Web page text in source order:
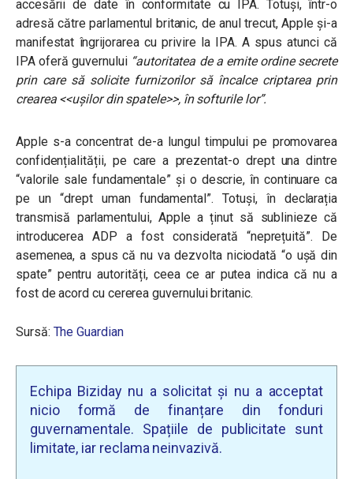
accesării de date în conformitate cu IPA. Totuși, într-o
adresă către parlamentul britanic, de anul trecut, Apple și-a
manifestat îngrijorarea cu privire la IPA. A spus atunci că
IPA oferă guvernului “autoritatea de a emite ordine secrete
prin care să solicite furnizorilor să încalce criptarea prin
crearea <<ușilor din spatele>>, în softurile lor”.
Apple s-a concentrat de-a lungul timpului pe promovarea
confidențialității, pe care a prezentat-o drept una dintre
“valorile sale fundamentale” și o descrie, în continuare ca
pe un “drept uman fundamental”. Totuși, în declarația
transmisă parlamentului, Apple a ținut să sublinieze că
introducerea ADP a fost considerată “neprețuită”. De
asemenea, a spus că nu va dezvolta niciodată “o ușă din
spate” pentru autorități, ceea ce ar putea indica că nu a
fost de acord cu cererea guvernului britanic.
Sursă: The Guardian
Echipa Biziday nu a solicitat și nu a acceptat
nicio formă de finanțare din fonduri
guvernamentale. Spațiile de publicitate sunt
limitate, iar reclama neinvazivă.